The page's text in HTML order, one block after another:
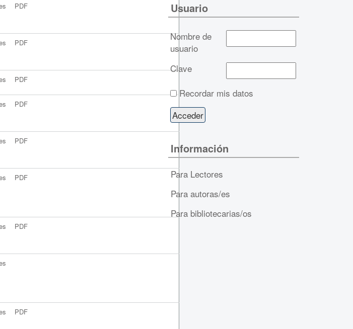
PDF
PDF
PDF
PDF
PDF
PDF
PDF
PDF
Usuario
Nombre de
usuario
Clave
Recordar mis datos
Información
Para Lectores
Para autoras/es
Para bibliotecarias/os